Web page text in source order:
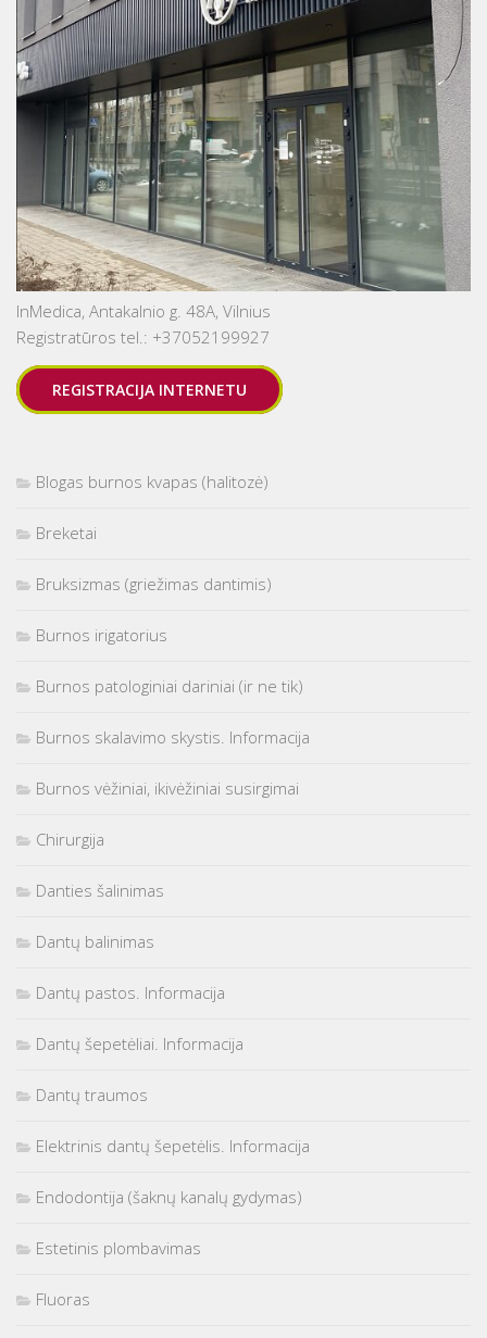
InMedica, Antakalnio g. 48A, Vilnius
Registratūros tel.: +37052199927
REGISTRACIJA INTERNETU
Blogas burnos kvapas (halitozė)
Breketai
Bruksizmas (griežimas dantimis)
Burnos irigatorius
Burnos patologiniai dariniai (ir ne tik)
Burnos skalavimo skystis. Informacija
Burnos vėžiniai, ikivėžiniai susirgimai
Chirurgija
Danties šalinimas
Dantų balinimas
Dantų pastos. Informacija
Dantų šepetėliai. Informacija
Dantų traumos
Elektrinis dantų šepetėlis. Informacija
Endodontija (šaknų kanalų gydymas)
Estetinis plombavimas
Fluoras